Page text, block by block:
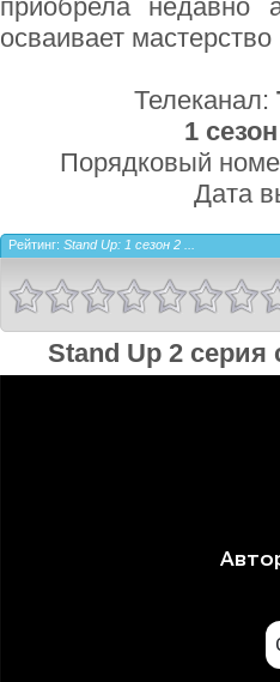
приобрела недавно
осваивает
Телеканал:
1 сезон
Порядковый
Дата
Рейтинг: Stand Up: 1 сезон 2 ...
Stand Up 2 серия